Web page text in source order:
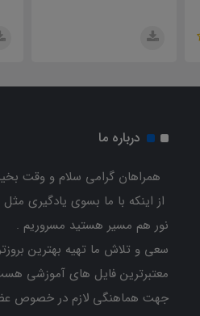
درباره ما
همراهان گرامی سلام و وقت
از اینکه با ما بسوی یادگیری
نور هم مسیر هستید مسروریم .
سعی و تلاش ما تهیه بهترین
معتبرترین فایل های آموزشی
جهت هماهنگی لازم در خصوص